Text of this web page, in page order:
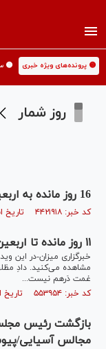
🟡 پرونده‌های ویژه خبری 🟡
روز شمار
16 روز مانده به اربعین
کد خبر: ۴۴۲۱۹۱۸ تاریخ انتشار : ۱۴۰۱/۰۶/۰۹
۱۱ روز مانده تا اربعین حسینی (ع)
خبرگزاری میزان-در این
مشاهده می‌کنید. دادِ
غمت دَرهم نیست...
کد خبر: ۵۵۳۹۵۴ تاریخ انتشار : ۱۳۹۸/۰۷/۱۷
بازگشت رئیس
مجالس آسیایی/